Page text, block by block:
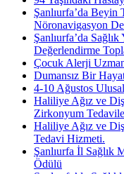
Şanlıurfa’da
Nöronavigasyon
Şanlıurfa’da
Değerlendirme
Çocuk Alerji
Dumansız Bir
4-10 Ağustos
Haliliye Ağız ve Diş
Zirkonyum
Haliliye Ağız ve
Tedavi Hizmeti.
Şanlıurfa İl Sağlık
Ödülü